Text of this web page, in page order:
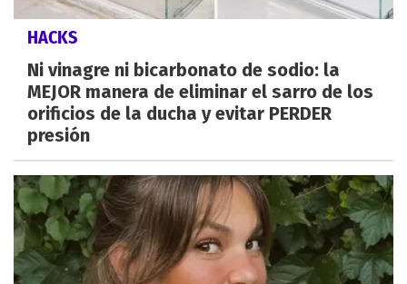
HACKS
Ni vinagre ni bicarbonato de sodio: la
MEJOR manera de eliminar el sarro de los
orificios de la ducha y evitar PERDER
presión